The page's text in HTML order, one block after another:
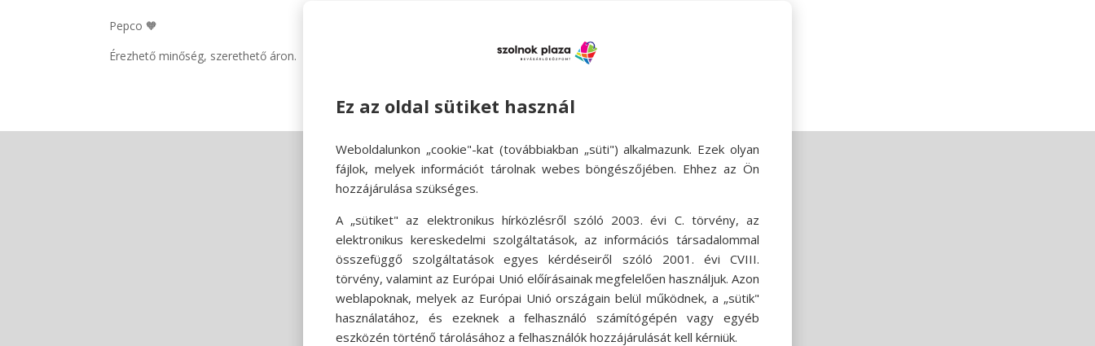
Pepco 🧡
Érezhető minőség, szerethető áron.
Ez az oldal sütiket használ
Weboldalunkon „cookie"-kat (továbbiakban „süti") alkalmazunk. Ezek olyan
fájlok, melyek információt tárolnak webes böngészőjében. Ehhez az Ön
hozzájárulása szükséges.
A „sütiket" az elektronikus hírközlésről szóló 2003. évi C. törvény, az
elektronikus kereskedelmi szolgáltatások, az információs társadalommal
összefüggő szolgáltatások egyes kérdéseiről szóló 2001. évi CVIII.
törvény, valamint az Európai Unió előírásainak megfelelően használjuk. Azon
weblapoknak, melyek az Európai Unió országain belül működnek, a „sütik"
használatához, és ezeknek a felhasználó számítógépén vagy egyéb
eszközén történő tárolásához a felhasználók hozzájárulását kell kérniük.